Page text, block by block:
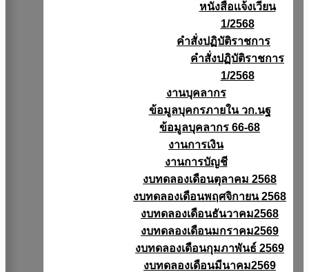
หนังสือเเจ้งเวียน
1/2568
คำสั่งปฏิบัติราชการ
คำสั่งปฏิบัติราชการ
1/2568
งานบุคลากร
ข้อมูลบุคกรภายใน วก.นฐ
ข้อมูลบุคลากร 66-68
งานการเงิน
งานการบัญชี
งบทดลองเดือนตุลาคม 2568
งบทดลองเดือนพฤศจิกายน 2568
งบทดลองเดือนธันวาคม2568
งบทดลองเดือนมกราคม2569
งบทดลองเดือนกุมภาพันธ์ 2569
งบทดลองเดือนมีนาคม2569